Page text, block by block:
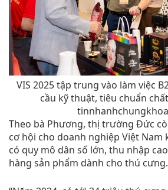
VIS 2025 tập trung vào làm việc
cầu kỹ thuật, tiêu chuẩn
Theo bà Phương, thị trường Đức
cơ hội cho doanh nghiệp Việt
có quy mô dân số lớn, thu nhập
hàng sản phẩm dành cho thú cưng.